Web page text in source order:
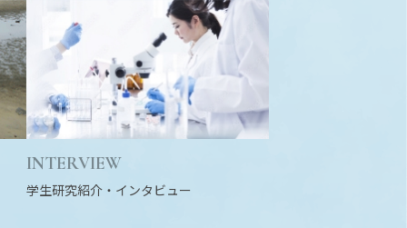
INTERVIEW
学生研究紹介・ インタビュー